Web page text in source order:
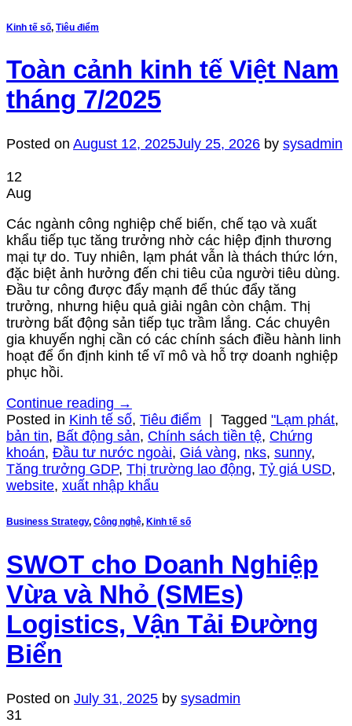
Kinh tế số, Tiêu điểm
Toàn cảnh kinh tế Việt Nam
tháng 7/2025
Posted on August 12, 2025July 25, 2026 by sysadmin
12
Aug
Các ngành công nghiệp chế biến, chế tạo và xuất
khẩu tiếp tục tăng trưởng nhờ các hiệp định thương
mại tự do. Tuy nhiên, lạm phát vẫn là thách thức lớn,
đặc biệt ảnh hưởng đến chi tiêu của người tiêu dùng.
Đầu tư công được đẩy mạnh để thúc đẩy tăng
trưởng, nhưng hiệu quả giải ngân còn chậm. Thị
trường bất động sản tiếp tục trầm lắng. Các chuyên
gia khuyến nghị cần có các chính sách điều hành linh
hoạt để ổn định kinh tế vĩ mô và hỗ trợ doanh nghiệp
phục hồi.
Continue reading →
Posted in Kinh tế số, Tiêu điểm Tagged "Lạm phát,
bản tin, Bất động sản, Chính sách tiền tệ, Chứng
khoán, Đầu tư nước ngoài, Giá vàng, nks, sunny,
Tăng trưởng GDP, Thị trường lao động, Tỷ giá USD,
website, xuất nhập khẩu
Business Strategy, Công nghệ, Kinh tế số
SWOT cho Doanh Nghiệp
Vừa và Nhỏ (SMEs)
Logistics, Vận Tải Đường
Biển
Posted on July 31, 2025 by sysadmin
31